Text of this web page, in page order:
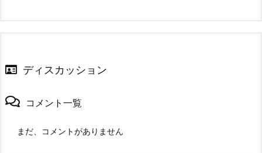
ディスカッション
コメント一覧
まだ、コメントがありません